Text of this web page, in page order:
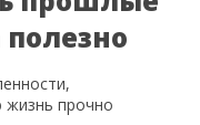
жизнь прочно